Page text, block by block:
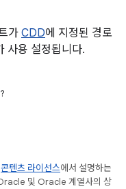
가 CDD에 지정된 경로
사용 설정됩니다.
콘텐츠 라이선스에서 설명하는
및 Oracle 계열사의 상